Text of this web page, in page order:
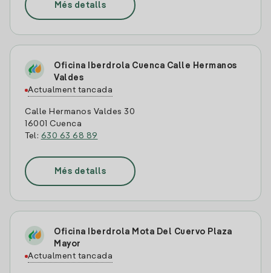
Més detalls
Oficina Iberdrola Cuenca Calle Hermanos
Valdes
Actualment tancada
Calle Hermanos Valdes 30
16001 Cuenca
Tel: 630 63 68 89
Més detalls
Oficina Iberdrola Mota Del Cuervo Plaza
Mayor
Actualment tancada